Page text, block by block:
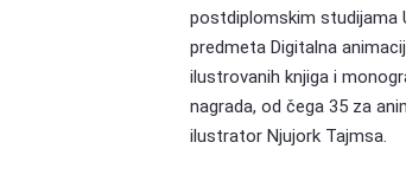
postdiplomskim studijama
predmeta Digitalna
ilustrovanih knjiga i
nagrada, od čega 35 za
ilustrator Njujork Tajmsa.